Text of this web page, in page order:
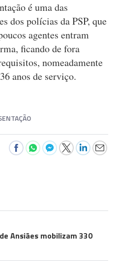
é uma das
dos polícias da PSP, que
agentes entram
ficando de fora
nomeadamente
anos de serviço.
Ansiães mobilizam 330